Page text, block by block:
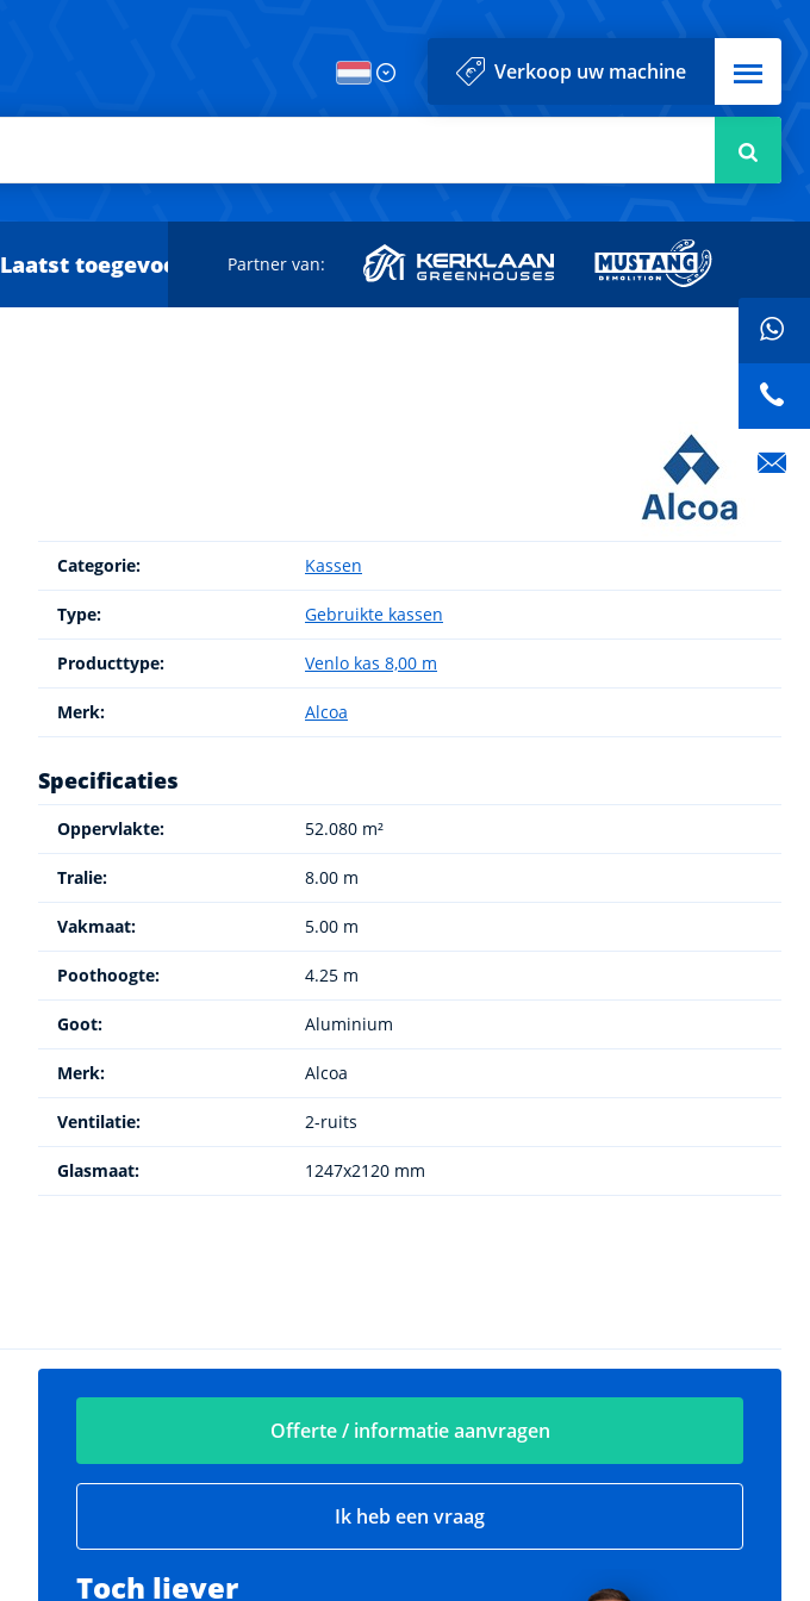
Verkoop uw machine Menu
Laatst toegevoegd Partner van:
Categorie: Kassen
Type: Gebruikte kassen
Producttype: Venlo kas 8,00 m
Merk: Alcoa
Specificaties
Oppervlakte: 52.080 m²
Tralie: 8.00 m
Vakmaat: 5.00 m
Poothoogte: 4.25 m
Goot: Aluminium
Merk: Alcoa
Ventilatie: 2-ruits
Glasmaat: 1247x2120 mm
Offerte / informatie aanvragen
Ik heb een vraag
Toch liever